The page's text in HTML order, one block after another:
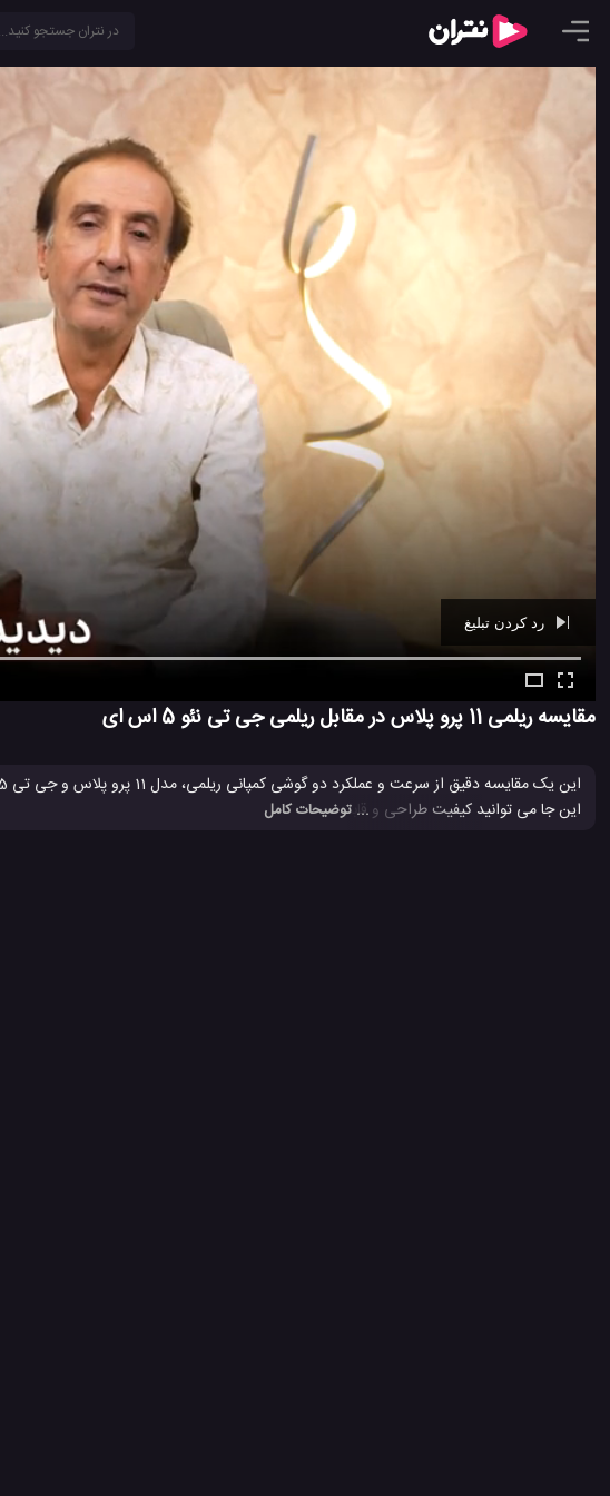
Ad - 00:40
مقایسه ریلمی 11 پرو پلاس در مقابل ریلمی جی تی نئو 5 اس ای
این جا می توانید کیفیت طراحی و قابلیت های این دو گوشی را خوبی با یکدیگر مقایسه کنید.
... توضیحات کامل